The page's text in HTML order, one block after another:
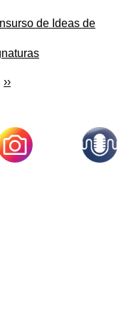
de Ideas de
Siguiente
››